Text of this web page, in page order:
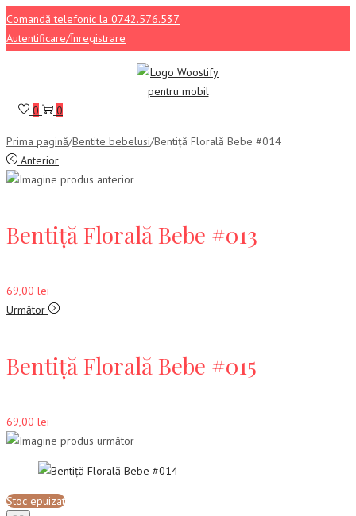
Comandă telefonic la 0742.576.537
Autentificare/Înregistrare
navigare
conținut
0 0
Prima pagină/Bentite bebelusi/Bentiță Florală Bebe #014
Anterior
Bentiță Florală Bebe #013
69,00 lei
Următor
Bentiță Florală Bebe #015
69,00 lei
Stoc epuizat